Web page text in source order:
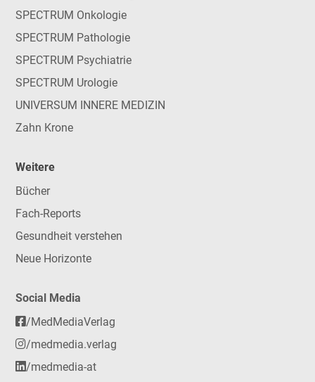
SPECTRUM Onkologie
SPECTRUM Pathologie
SPECTRUM Psychiatrie
SPECTRUM Urologie
UNIVERSUM INNERE MEDIZIN
Zahn Krone
Weitere
Bücher
Fach-Reports
Gesundheit verstehen
Neue Horizonte
Social Media
/MedMediaVerlag
/medmedia.verlag
/medmedia-at